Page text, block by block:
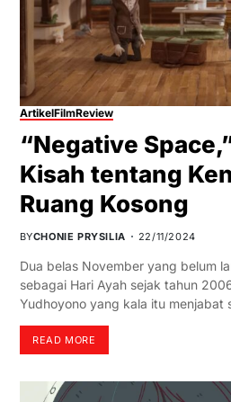
ArtikelFilmReview
“Negative
Kisah tentang
Ruang Kosong
BYCHONIE PRYSILIA 22/11/2024
Dua belas November yang belum
sebagai Hari Ayah sejak tahun
Yudhoyono yang kala itu menjabat
READ MORE